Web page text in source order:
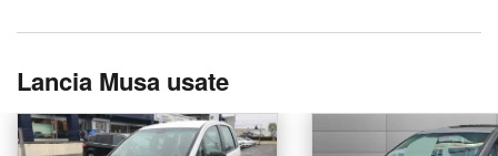
Lancia Musa usate